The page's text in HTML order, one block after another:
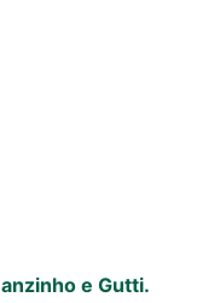
e Gutti.